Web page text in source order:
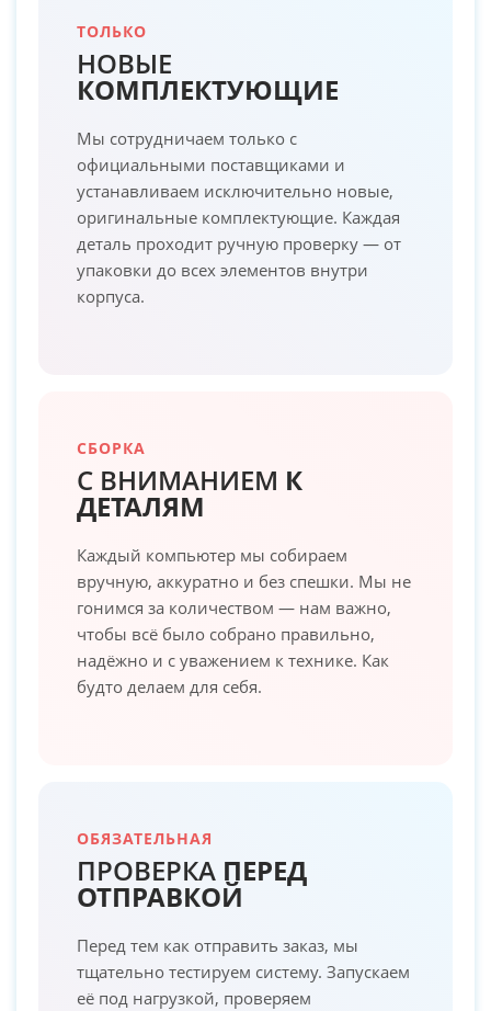
ТОЛЬКО
НОВЫЕ
КОМПЛЕКТУЮЩИЕ
Мы сотрудничаем только с
официальными поставщиками и
устанавливаем исключительно новые,
оригинальные комплектующие. Каждая
деталь проходит ручную проверку — от
упаковки до всех элементов внутри
корпуса.
СБОРКА
С ВНИМАНИЕМ К
ДЕТАЛЯМ
Каждый компьютер мы собираем
вручную, аккуратно и без спешки. Мы не
гонимся за количеством — нам важно,
чтобы всё было собрано правильно,
надёжно и с уважением к технике. Как
будто делаем для себя.
ОБЯЗАТЕЛЬНАЯ
ПРОВЕРКА ПЕРЕД
ОТПРАВКОЙ
Перед тем как отправить заказ, мы
тщательно тестируем систему. Запускаем
её под нагрузкой, проверяем